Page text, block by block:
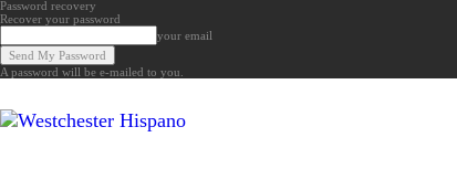
Password recovery
Recover your password
your email
A password will be e-mailed to you.
Noticias